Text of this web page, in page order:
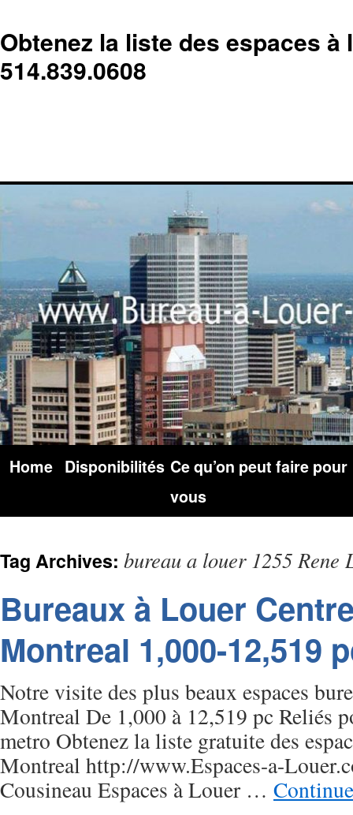
Obtenez la liste des espaces à
514.839.0608
Home Disponibilités Ce qu’on peut faire pour
vous
Tag Archives: bureau a louer 1255 Rene
Bureaux à Louer
Montreal 1,000-12,519
Notre visite des plus beaux espaces
Montreal De 1,000 à 12,519 pc Reliés
metro Obtenez la liste gratuite des
Montreal http://www.Espaces-a-
Cousineau Espaces à Louer …